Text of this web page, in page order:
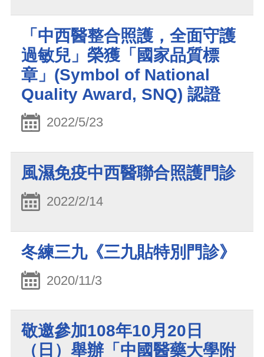
「中西醫整合照護，全面守護
過敏兒」榮獲「國家品質標
章」(Symbol of National
Quality Award, SNQ) 認證
2022/5/23
風濕免疫中西醫聯合照護門診
2022/2/14
冬練三九《三九貼特別門診》
2020/11/3
敬邀參加108年10月20日
（日）舉辦「中國醫藥大學附